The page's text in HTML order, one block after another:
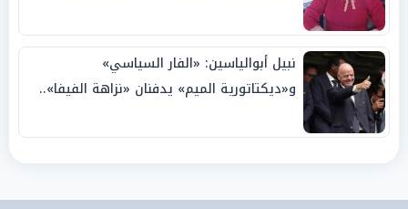
نبيل أبوالياسين: «الفار السياسي»
و«ديكتاتورية الميم» يدفنان «نزاهة الفيفا»..